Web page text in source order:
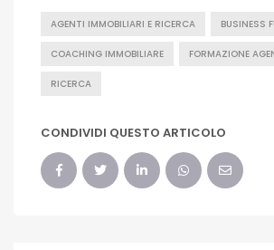
AGENTI IMMOBILIARI E RICERCA BUSINESS
COACHING IMMOBILIARE FORMAZIONE
RICERCA
CONDIVIDI QUESTO ARTICOLO